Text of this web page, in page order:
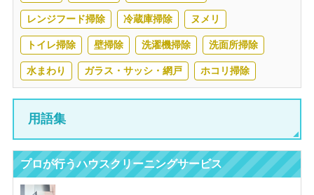
レンジフード掃除 冷蔵庫掃除 ヌメリ
トイレ掃除 壁掃除 洗濯機掃除 洗面所掃除
水まわり ガラス・サッシ・網戸 ホコリ掃除
用語集
プロが行うハウスクリーニングサービス